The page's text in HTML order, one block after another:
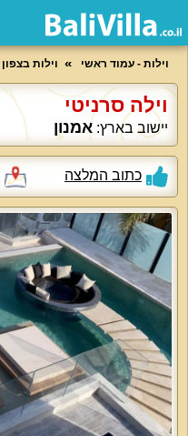
וילות - עמוד ראשי וילות בצפון
וילה סרניטי
יישוב בארץ: אמנון
כתוב המלצה